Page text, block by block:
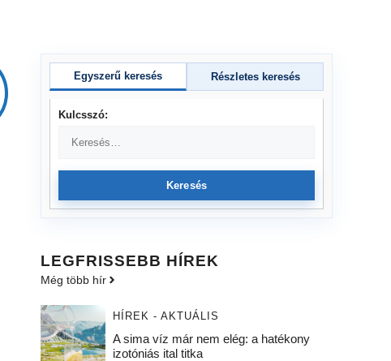
Egyszerű keresés Részletes keresés
Kulcsszó:
Keresés
LEGFRISSEBB HÍREK
Még több hír
HÍREK - AKTUÁLIS
A sima víz már nem elég: a hatékony
izotóniás ital titka